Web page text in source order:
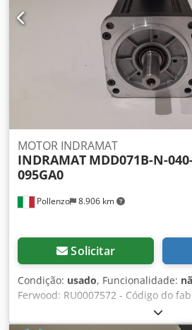
Pollenzo 8.906 km
MOTOR INDRAMAT
INDRAMAT MDD071B-N-
095GA0
Solicitar
Condição: usado, Funcionalidade:
Ferwood: RU0007572 - Código do
040-N2S-095GA0 - Condição: Usado
testado - Se estiver interessado,